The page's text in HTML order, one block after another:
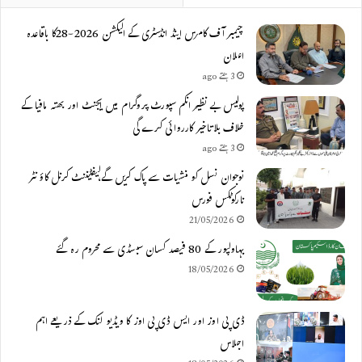
چیمبر آف کامرس اینڈ انڈسٹری کے الیکشن 2026-28کا باقاعدہ
اعلان
3 ہفتے ago
پولیس بے نظیر انکم سپورٹ پروگرام میں ایجنٹ اور بھتہ مافیا کے
خلاف بلاتاخیر کارروائی کرے گی
3 ہفتے ago
نوجوان نسل کو منشیات سے پاک کریں گے،لیفٹیننٹ کرنل کاؤنٹر
نارکوٹکس فورس
21/05/2026
بہاولپور کے 80 فیصد کسان سبسڈی سے محروم رہ گئے
18/05/2026
ڈی پی اوز اور ایس ڈی پی اوز کا ویڈیو لنک کے ذریعے اہم
اجلاس